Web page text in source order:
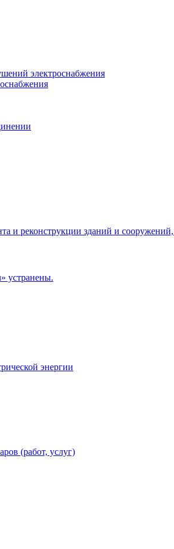
электроснабжения
и реконструкции зданий и
устранены.
энергии
(работ, услуг)